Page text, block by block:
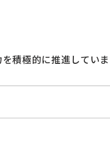
積極的に推進していま